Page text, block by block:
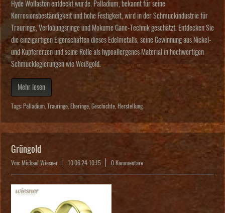
Hyde Wollaston entdeckt wurde. Palladium, bekannt für seine
Korrosionsbeständigkeit und hohe Festigkeit, wird in der Schmuckindustrie für
Trauringe, Verlobungsringe und Mokume Gane-Technik geschätzt. Entdecken Sie
die einzigartigen Eigenschaften dieses Edelmetalls, seine Gewinnung aus Nickel-
und Kupfererzen und seine Rolle als hypoallergenes Material in hochwertigen
Schmucklegierungen wie Weißgold.
Mehr lesen
Tags: Palladium Trauringe Eheringe Geschichte Herstellung
Grüngold
Von: Michael Wiesner 10.06.24 10:15 0 Kommentare